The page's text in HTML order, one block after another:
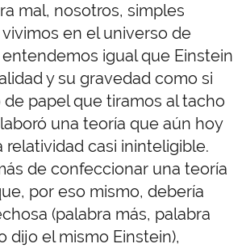
mal, nosotros, simples
en el universo de
igual que Einstein
y su gravedad como si
papel que tiramos al tacho
una teoría que aún hoy
relatividad casi ininteligible.
de confeccionar una teoría
por eso mismo, debería
(palabra más, palabra
dijo el mismo Einstein),